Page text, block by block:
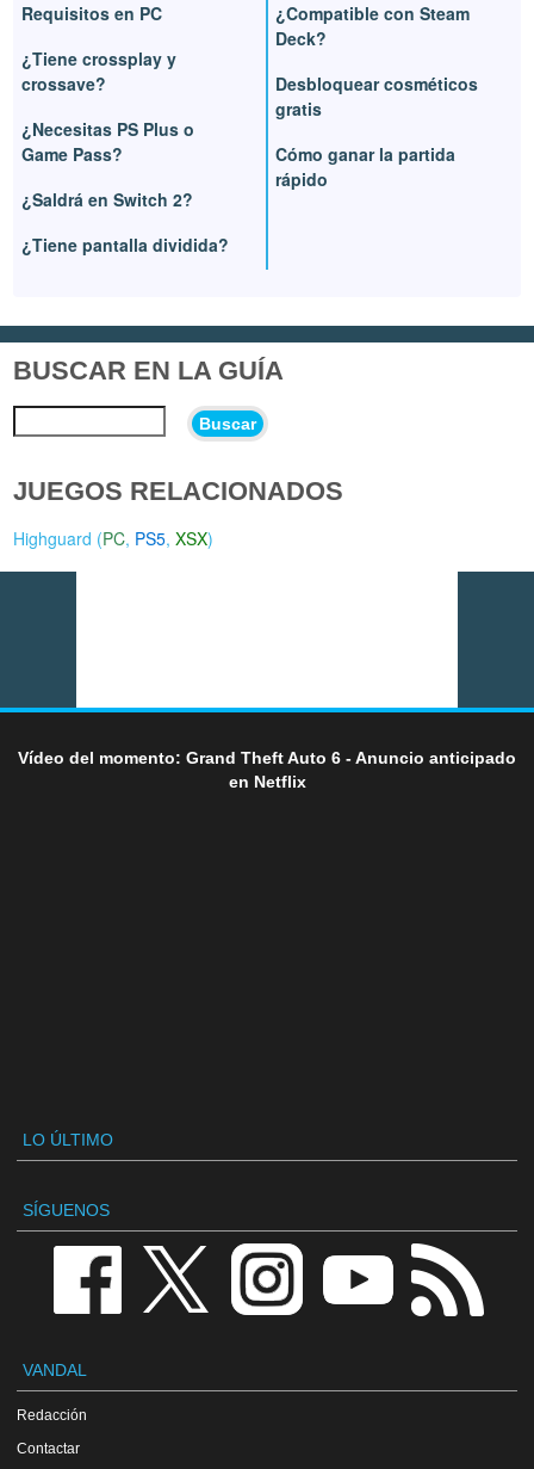
Requisitos en PC
¿Tiene crossplay y
crossave?
¿Necesitas PS Plus o
Game Pass?
¿Saldrá en Switch 2?
¿Tiene pantalla dividida?
¿Compatible con Steam
Deck?
Desbloquear cosméticos
gratis
Cómo ganar la partida
rápido
BUSCAR EN LA GUÍA
Buscar
JUEGOS RELACIONADOS
Highguard (PC, PS5,XSX)
Vídeo del momento: Grand Theft Auto 6 - Anuncio anticipado
en Netflix
LO ÚLTIMO
SÍGUENOS
VANDAL
Redacción
Contactar